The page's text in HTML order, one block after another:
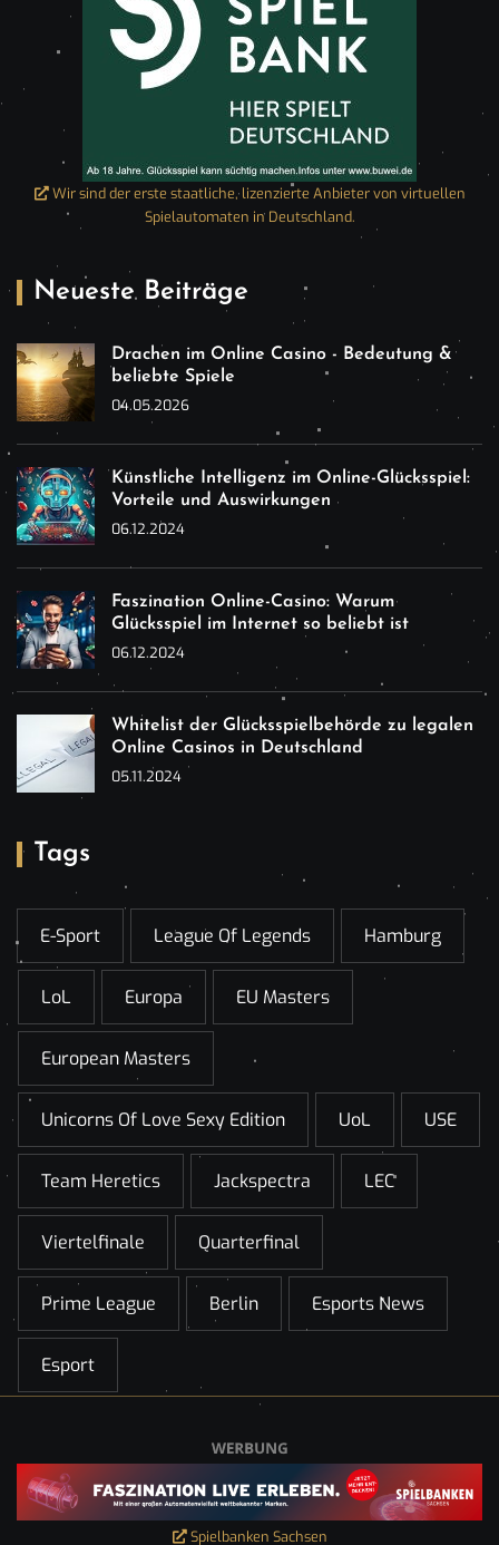
Wir sind der erste staatliche, lizenzierte Anbieter von virtuellen
Spielautomaten in Deutschland.
Neueste Beiträge
Drachen im Online Casino - Bedeutung &
beliebte Spiele
04.05.2026
Künstliche Intelligenz im Online-Glücksspiel:
Vorteile und Auswirkungen
06.12.2024
Faszination Online-Casino: Warum
Glücksspiel im Internet so beliebt ist
06.12.2024
Whitelist der Glücksspielbehörde zu legalen
Online Casinos in Deutschland
05.11.2024
Tags
E-Sport League Of Legends Hamburg
LoL Europa EU Masters
European Masters
Unicorns Of Love Sexy Edition UoL USE
Team Heretics Jackspectra LEC
Viertelfinale Quarterfinal
Prime League Berlin Esports News
Esport
Spielbanken Sachsen